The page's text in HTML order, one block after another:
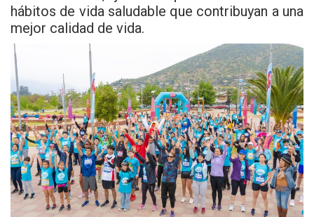
hábitos de vida saludable que contribuyan a una
mejor calidad de vida.